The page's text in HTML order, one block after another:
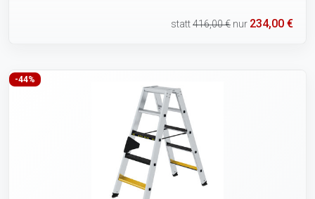
statt416,00 € nur 234,00 €
-44%